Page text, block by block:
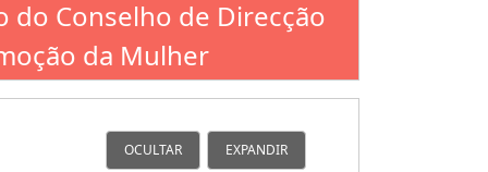
do Conselho de Direcção
da Mulher
OCULTAR EXPANDIR